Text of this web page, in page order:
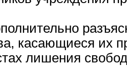
касающиеся их
лишения